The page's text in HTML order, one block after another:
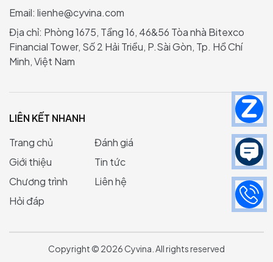
Email: lienhe@cyvina.com
Địa chỉ: Phòng 1675, Tầng 16, 46&56 Tòa nhà Bitexco
Financial Tower, Số 2 Hải Triều, P.Sài Gòn, Tp. Hồ Chí
Minh, Việt Nam
LIÊN KẾT NHANH
Trang chủ
Đánh giá
Giới thiệu
Tin tức
Chương trình
Liên hệ
Hỏi đáp
Copyright © 2026 Cyvina. All rights reserved